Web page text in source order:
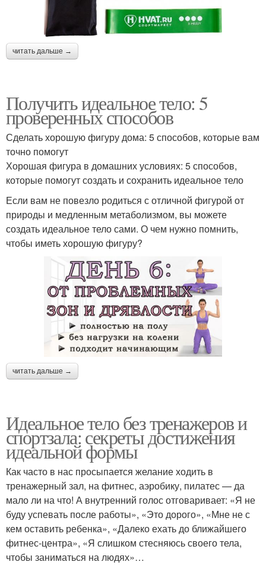
читать дальше →
Получить идеальное тело: 5
проверенных способов
Сделать хорошую фигуру дома: 5 способов, которые вам
точно помогут
Хорошая фигура в домашних условиях: 5 способов,
которые помогут создать и сохранить идеальное тело
Если вам не повезло родиться с отличной фигурой от
природы и медленным метаболизмом, вы можете
создать идеальное тело сами. О чем нужно помнить,
чтобы иметь хорошую фигуру?
читать дальше →
Идеальное тело без тренажеров и
спортзала: секреты достижения
идеальной формы
Как часто в нас просыпается желание ходить в
тренажерный зал, на фитнес, аэробику, пилатес — да
мало ли на что! А внутренний голос отговаривает: «Я не
буду успевать после работы», «Это дорого», «Мне не с
кем оставить ребенка», «Далеко ехать до ближайшего
фитнес-центра», «Я слишком стесняюсь своего тела,
чтобы заниматься на людях»…